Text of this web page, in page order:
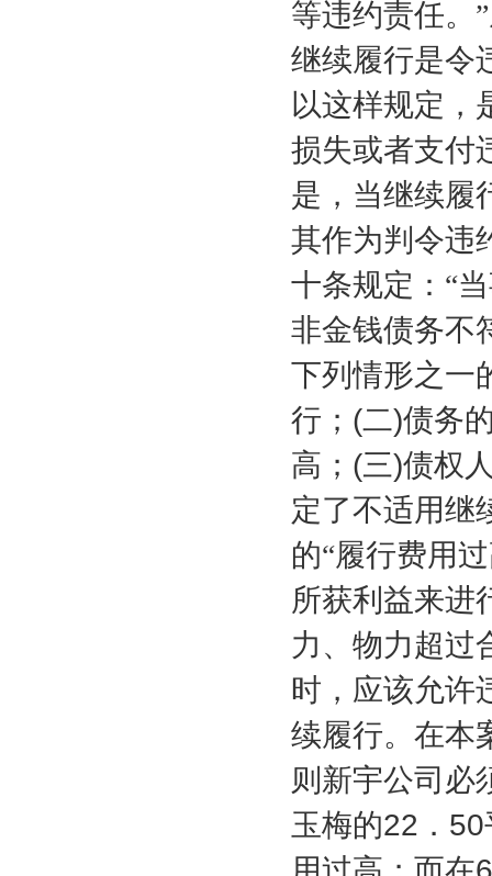
等违约责任。
继续履行是令
以这样规定，
损失或者支付
是，当继续履
其作为判令违
十条规定：“
非金钱债务不
下列情形之一
行； (二)债务
高； (三)债权
定了不适用继
的“履行费用
所获利益来进
力、物力超过
时，应该允许
续履行。在本
则新宇公司必
玉梅的22 ． 50